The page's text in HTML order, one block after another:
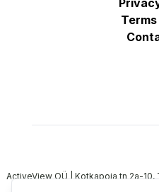
ActiveView OÜ | Kotkapoja tn 2a-10,